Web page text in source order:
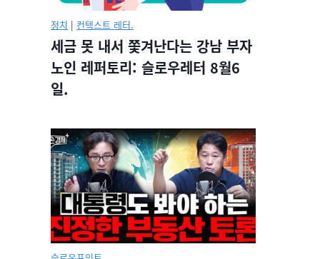
정치 | 컨텍스트 레터.
세금 못 내서 쫓겨난다는 강남 부자
노인 레퍼토리: 슬로우레터 8월6
일.